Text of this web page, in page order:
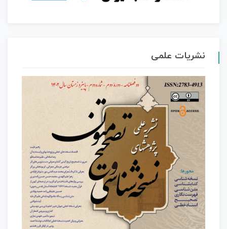
نشریات علمی